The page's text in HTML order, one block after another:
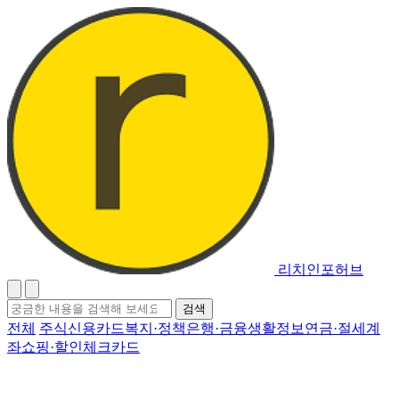
리치인포허브
검
색
어
검색
전체 주식신용카드복지·정책은행·금융생활정보 연금·절세계
좌쇼핑·할인체크카드